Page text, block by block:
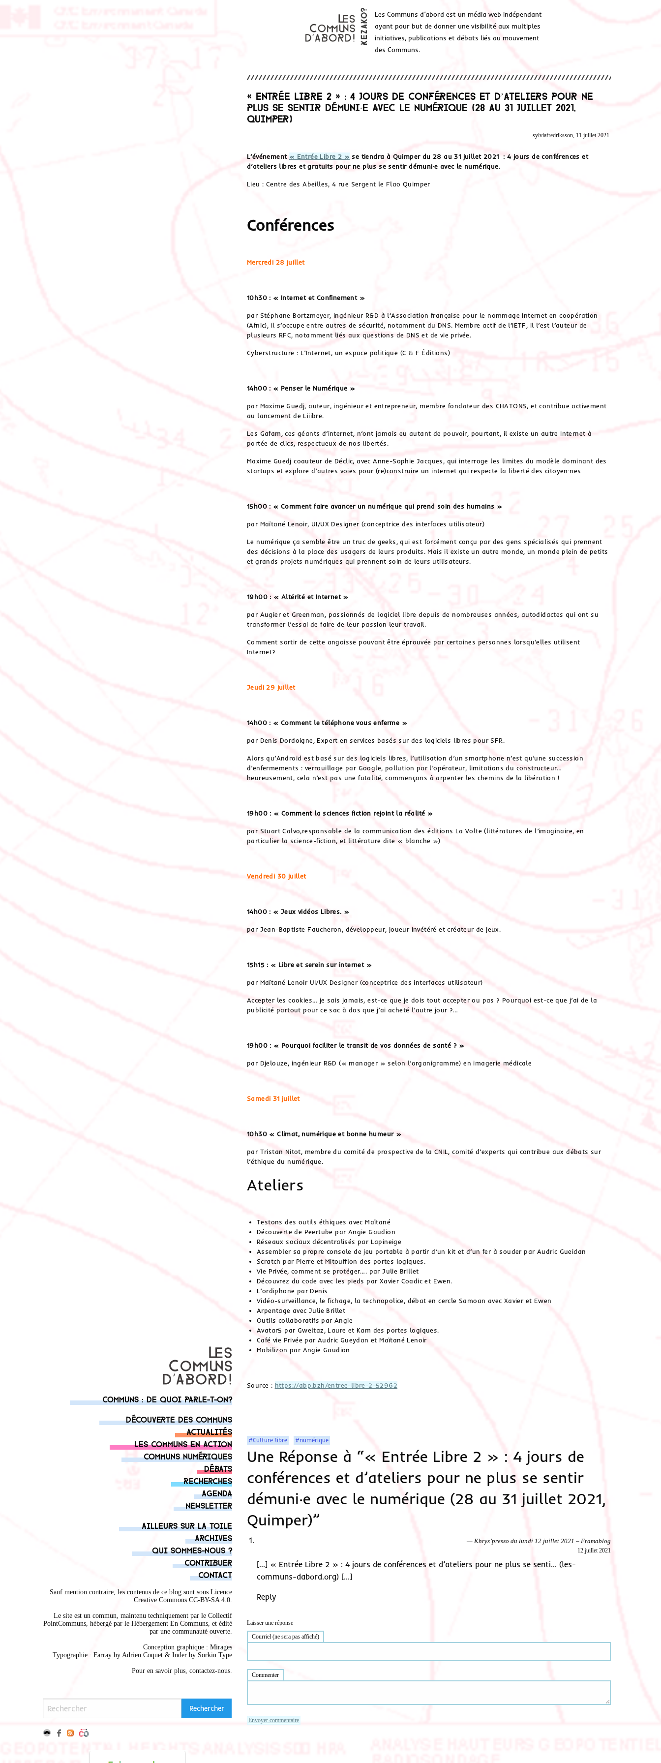
Les Communs d’abord est un média web indépendant
ayant pour but de donner une visibilité aux multiples
initiatives, publications et débats liés au mouvement
des Communs.
Communs : de quoi parle-t-on?
Découverte des communs
Actualités
Les communs en action
Communs numériques
Débats
Recherches
Agenda
Newsletter
Ailleurs sur la toile
Archives
Qui sommes-nous ?
Contribuer
Contact
Sauf mention contraire, les contenus de ce blog sont sous Licence
Creative Commons CC-BY-SA 4.0.
Le site est un commun, maintenu techniquement par le Collectif
PointCommuns, hébergé par le Hébergement En Communs, et édité
par une communauté ouverte.
Conception graphique : Mirages
Typographie : Farray by Adrien Coquet & Inder by Sorkin Type
Pour en savoir plus, contactez-nous.
« Entrée Libre 2 » : 4 jours de conférences et d’ateliers pour ne
plus se sentir démuni‧e avec le numérique (28 au 31 juillet 2021,
Quimper)
sylviafredriksson, 11 juillet 2021.
L’événement « Entrée Libre 2 » se tiendra à Quimper du 28 au 31 juillet 2021 : 4 jours de conférences et
d’ateliers libres et gratuits pour ne plus se sentir démuni‧e avec le numérique.
Lieu : Centre des Abeilles, 4 rue Sergent le Flao Quimper
Conférences
Mercredi 28 juillet
10h30 : « Internet et Confinement »
par Stéphane Bortzmeyer, ingénieur R&D à l’Association française pour le nommage Internet en coopération
(Afnic), il s’occupe entre autres de sécurité, notamment du DNS. Membre actif de l’IETF, il l’est l’auteur de
plusieurs RFC, notamment liés aux questions de DNS et de vie privée.
Cyberstructure : L’Internet, un espace politique (C & F Éditions)
14h00 : « Penser le Numérique »
par Maxime Guedj, auteur, ingénieur et entrepreneur, membre fondateur des CHATONS, et contribue activement
au lancement de Liiibre.
Les Gafam, ces géants d’internet, n’ont jamais eu autant de pouvoir, pourtant, il existe un autre Internet à
portée de clics, respectueux de nos libertés.
Maxime Guedj coauteur de Déclic, avec Anne-Sophie Jacques, qui interroge les limites du modèle dominant des
startups et explore d’autres voies pour (re)construire un internet qui respecte la liberté des citoyen·nes
15h00 : « Comment faire avancer un numérique qui prend soin des humains »
par Maïtané Lenoir, UI/UX Designer (conceptrice des interfaces utilisateur)
Le numérique ça semble être un truc de geeks, qui est forcément conçu par des gens spécialisés qui prennent
des décisions à la place des usagers de leurs produits. Mais il existe un autre monde, un monde plein de petits
et grands projets numériques qui prennent soin de leurs utilisateurs.
19h00 : « Altérité et Internet »
par Augier et Greenman, passionnés de logiciel libre depuis de nombreuses années, autodidactes qui ont su
transformer l’essai de faire de leur passion leur travail.
Comment sortir de cette angoisse pouvant être éprouvée par certaines personnes lorsqu’elles utilisent
Internet?
Jeudi 29 juillet
14h00 : « Comment le téléphone vous enferme »
par Denis Dordoigne, Expert en services basés sur des logiciels libres pour SFR.
Alors qu’Android est basé sur des logiciels libres, l’utilisation d’un smartphone n’est qu’une succession
d’enfermements : verrouillage par Google, pollution par l’opérateur, limitations du constructeur…
heureusement, cela n’est pas une fatalité, commençons à arpenter les chemins de la libération !
19h00 : « Comment la sciences fiction rejoint la réalité »
par Stuart Calvo,responsable de la communication des éditions La Volte (littératures de l’imaginaire, en
particulier la science-fiction, et littérature dite « blanche »)
Vendredi 30 juillet
14h00 : « Jeux vidéos Libres. »
par Jean-Baptiste Faucheron, développeur, joueur invétéré et créateur de jeux.
15h15 : « Libre et serein sur internet »
par Maïtané Lenoir UI/UX Designer (conceptrice des interfaces utilisateur)
Accepter les cookies… je sais jamais, est-ce que je dois tout accepter ou pas ? Pourquoi est-ce que j’ai de la
publicité partout pour ce sac à dos que j’ai acheté l’autre jour ?…
19h00 : « Pourquoi faciliter le transit de vos données de santé ? »
par Djelouze, ingénieur R&D (« manager » selon l’organigramme) en imagerie médicale
Samedi 31 juillet
10h30 « Climat, numérique et bonne humeur »
par Tristan Nitot, membre du comité de prospective de la CNIL, comité d’experts qui contribue aux débats sur
l’éthique du numérique.
Ateliers
Testons des outils éthiques avec Maïtané
Découverte de Peertube par Angie Gaudion
Réseaux sociaux décentralisés par Lapineige
Assembler sa propre console de jeu portable à partir d’un kit et d’un fer à souder par Audric Gueidan
Scratch par Pierre et Mitoufflon des portes logiques.
Vie Privée, comment se protéger…. par Julie Brillet
Découvrez du code avec les pieds par Xavier Coadic et Ewen.
L’ordiphone par Denis
Vidéo-surveillance, le fichage, la technopolice, débat en cercle Samoan avec Xavier et Ewen
Arpentage avec Julie Brillet
Outils collaboratifs par Angie
Avatar5 par Gweltaz, Laure et Kam des portes logiques.
Café vie Privée par Audric Gueydan et Maïtané Lenoir
Mobilizon par Angie Gaudion
Source : https://abp.bzh/entree-libre-2-52962
#Culture libre #numérique
Une Réponse à “« Entrée Libre 2 » : 4 jours de
conférences et d’ateliers pour ne plus se sentir
démuni‧e avec le numérique (28 au 31 juillet 2021,
Quimper)”
Khrys’presso du lundi 12 juillet 2021 – Framablog
12 juillet 2021
[…] « Entrée Libre 2 » : 4 jours de conférences et d’ateliers pour ne plus se senti… (les-
communs-dabord.org) […]
Reply
Laisser une réponse
Courriel (ne sera pas affiché)
Commenter